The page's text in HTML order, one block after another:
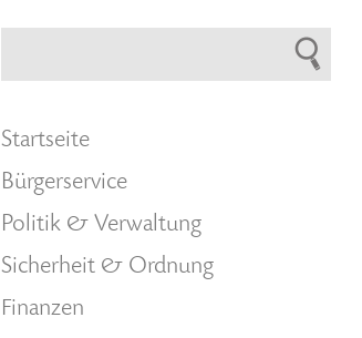
Startseite
Bürgerservice
Politik & Verwaltung
Sicherheit & Ordnung
Finanzen